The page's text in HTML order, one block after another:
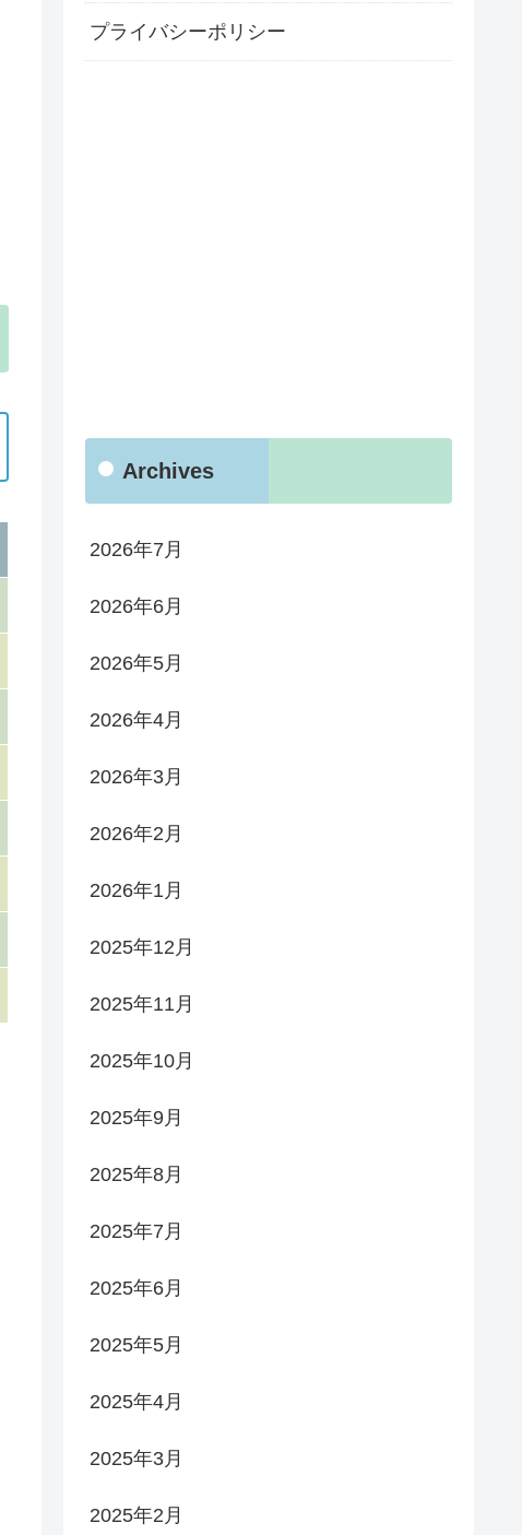
プライバシーポリシー
Archives
2026年7月
2026年6月
2026年5月
2026年4月
2026年3月
2026年2月
2026年1月
2025年12月
2025年11月
2025年10月
2025年9月
2025年8月
2025年7月
2025年6月
2025年5月
2025年4月
2025年3月
2025年2月